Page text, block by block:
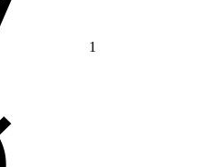
1